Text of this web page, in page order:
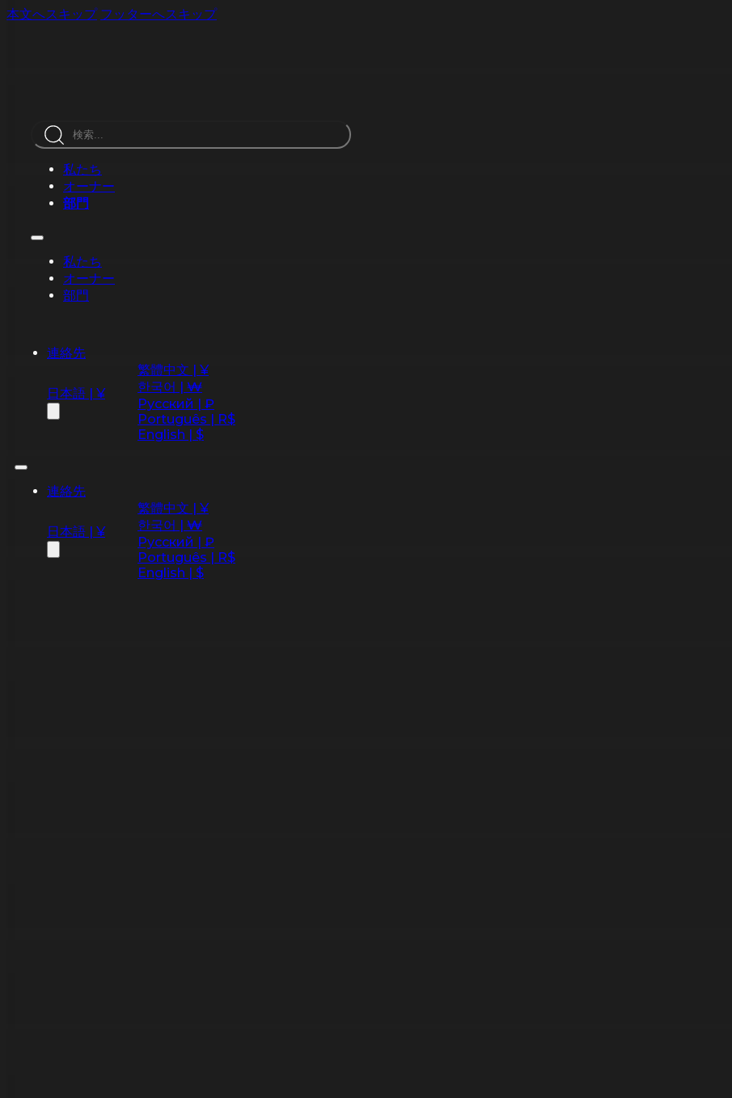
本文へスキップ フッターへスキップ
索
私たち
オーナー
部門
私たち
オーナー
部門
連絡先
日本語 | ¥
繁體中文 | ¥
한국어 | ₩
Русский | ₽
Português | R$
English | $
連絡先
日本語 | ¥
繁體中文 | ¥
한국어 | ₩
Русский | ₽
Português | R$
English | $